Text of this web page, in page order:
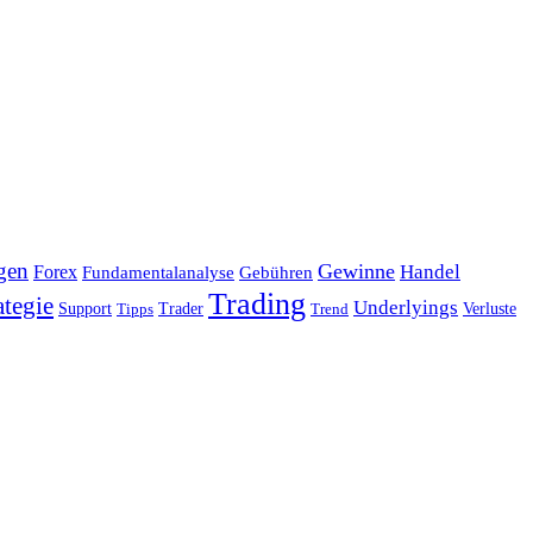
Forex Fundamentalanalyse Gebühren Gewinne Handel
Support Tipps Trader Trading Trend Underlyings Verluste